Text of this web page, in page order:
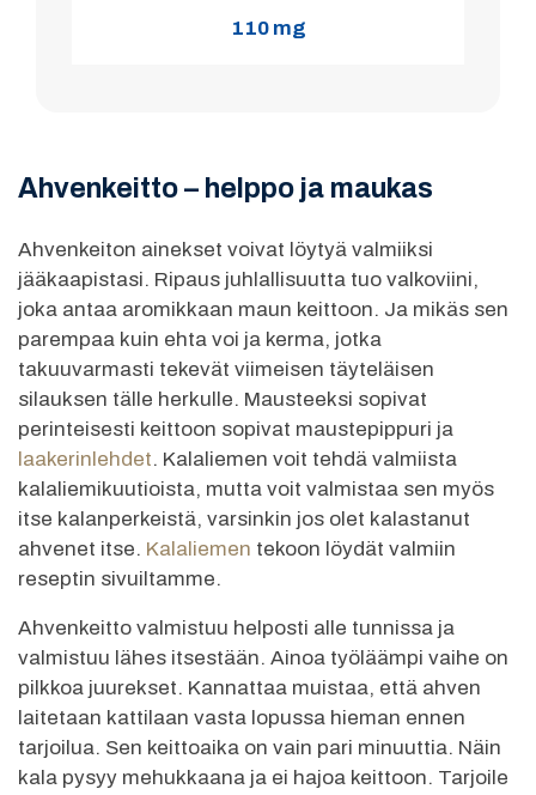
110 mg
Ahvenkeitto – helppo ja maukas
Ahvenkeiton ainekset voivat löytyä valmiiksi
jääkaapistasi. Ripaus juhlallisuutta tuo valkoviini,
joka antaa aromikkaan maun keittoon. Ja mikäs sen
parempaa kuin ehta voi ja kerma, jotka
takuuvarmasti tekevät viimeisen täyteläisen
silauksen tälle herkulle. Mausteeksi sopivat
perinteisesti keittoon sopivat maustepippuri ja
laakerinlehdet. Kalaliemen voit tehdä valmiista
kalaliemikuutioista, mutta voit valmistaa sen myös
itse kalanperkeistä, varsinkin jos olet kalastanut
ahvenet itse. Kalaliemen tekoon löydät valmiin
reseptin sivuiltamme.
Ahvenkeitto valmistuu helposti alle tunnissa ja
valmistuu lähes itsestään. Ainoa työläämpi vaihe on
pilkkoa juurekset. Kannattaa muistaa, että ahven
laitetaan kattilaan vasta lopussa hieman ennen
tarjoilua. Sen keittoaika on vain pari minuuttia. Näin
kala pysyy mehukkaana ja ei hajoa keittoon. Tarjoile